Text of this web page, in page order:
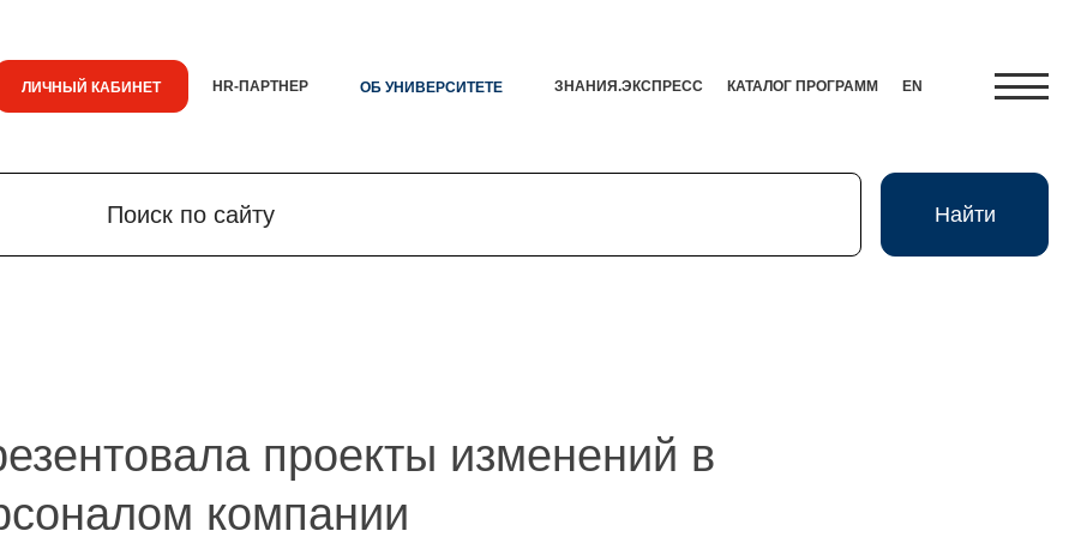
ЛИЧНЫЙ КАБИНЕТ HR-ПАРТНЕР ОБ УНИВЕРСИТЕТЕ ЗНАНИЯ.ЭКСПРЕСС КАТАЛОГ ПРОГРАММ EN
Поиск по сайту Найти
проекты изменений в
компании